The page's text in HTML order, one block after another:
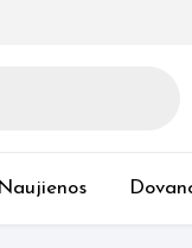
Naujienos